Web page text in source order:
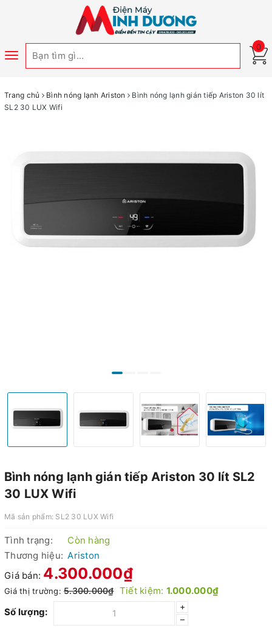
Toggle
0
Trang chủ Bình nóng lạnh Ariston
Bình nóng lạnh gián tiếp Ariston 30 lít
SL2 30 LUX Wifi
Bình nóng lạnh gián tiếp Ariston 30 lít SL2
30 LUX Wifi
Mã sản phẩm: SL2 30 LUX Wifi
Tình trạng:
Còn hàng
Thương hiệu: Ariston
Giá bán: 4.300.000₫
Giá thị trường: 5.300.000₫ Tiết kiệm: 1.000.000₫
Số lượng:
+
–